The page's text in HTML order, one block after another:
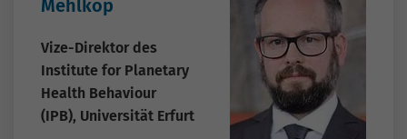
Mehlkop
Vize-Direktor des
Institute for Planetary
Health Behaviour
(IPB), Universität Erfurt